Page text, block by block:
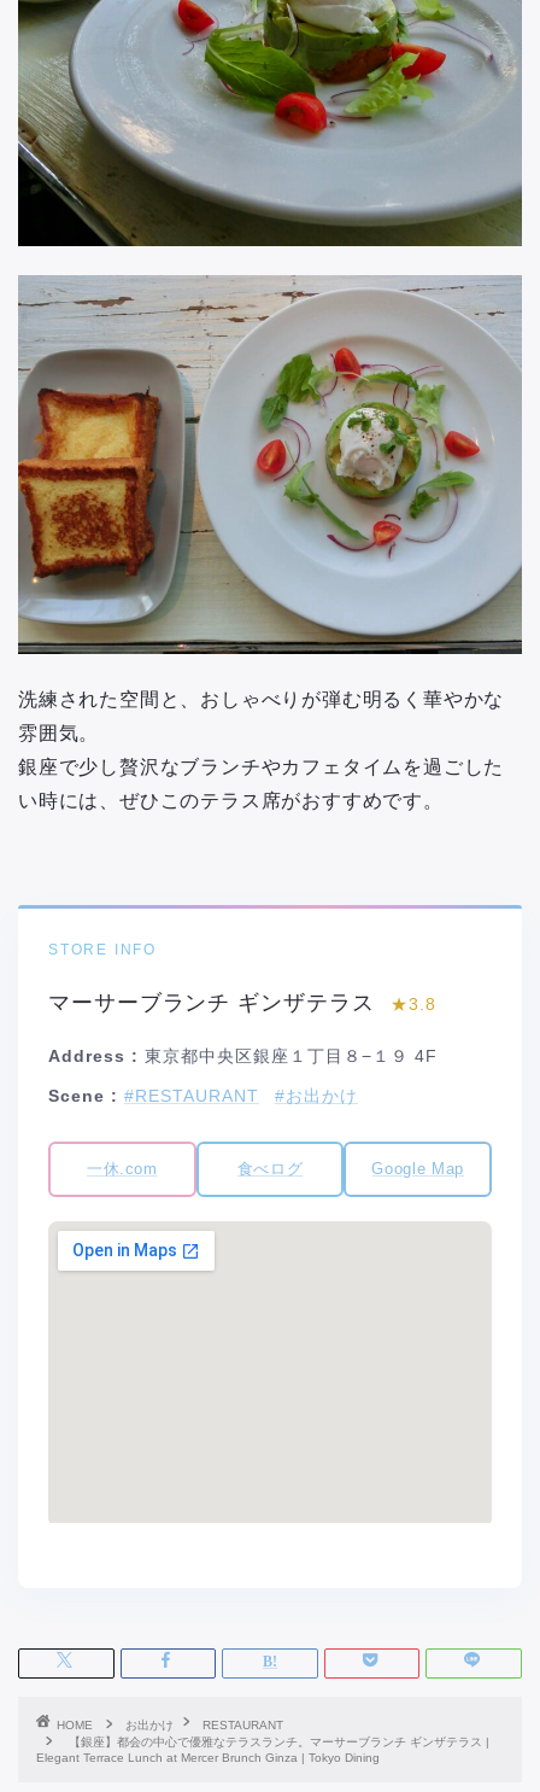
洗練された空間と、おしゃべりが弾む明るく華やかな
雰囲気。
銀座で少し贅沢なブランチやカフェタイムを過ごした
い時には、ぜひこのテラス席がおすすめです。
STORE INFO
マーサーブランチ ギンザテラス ★3.8
Address : 東京都中央区銀座１丁目８−１９ 4F
Scene : #RESTAURANT #お出かけ
一休.com 食べログ Google Map
HOME お出かけ
RESTAURANT
【銀座】都会の中心で優雅なテラスランチ。マーサーブランチ ギンザテラス |
Elegant Terrace Lunch at Mercer Brunch Ginza | Tokyo Dining